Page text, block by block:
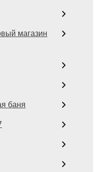
магазин
баня